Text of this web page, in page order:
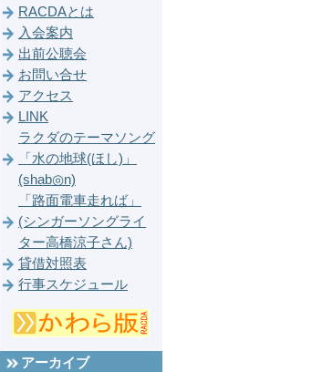
RACDAとは
入会案内
出前公聴会
お問い合せ
アクセス
LINK
ラクダのテーマソング
「水の地球(ほし)」
(shab◎n)
「路面電車走れば」
(シンガーソングライ
ター高橋涼子さん)
貸借対照表
行事スケジュール
アーカイブ